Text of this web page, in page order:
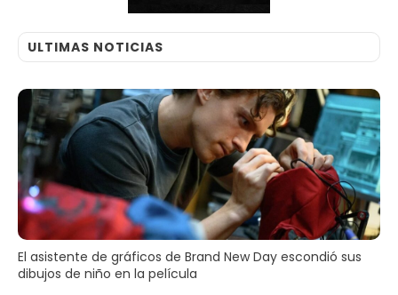
ULTIMAS NOTICIAS
El asistente de gráficos de Brand New Day escondió sus
dibujos de niño en la película